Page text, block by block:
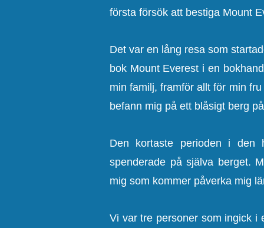
första försök att bestiga Mount
Det var en lång resa som
bok Mount Everest i en
min familj, framför allt för min
befann mig på ett blåsigt berg
Den kortaste perioden i den
spenderade på själva berget.
mig som kommer påverka mig
Vi var tre personer som ingick i